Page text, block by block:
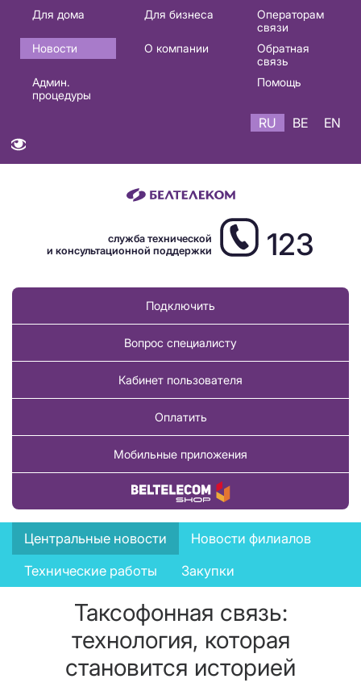
Основная
навигация
RU
Для дома Для бизнеса
Операторам
связи
Новости
О компании
Обратная
связь
Админ.
процедуры
Помощь
RU BE EN
служба технической
и консультационной поддержки
123
Подключить
Вопрос специалисту
Кабинет пользователя
Оплатить
Мобильные приложения
Купить товар
News
menu
Центральные новости
Новости филиалов
Технические работы
Закупки
Таксофонная связь:
технология, которая
становится историей